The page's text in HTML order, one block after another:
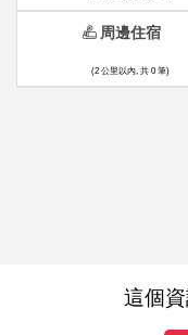
周邊住宿
(2 公里以內, 共 0 筆)
這個